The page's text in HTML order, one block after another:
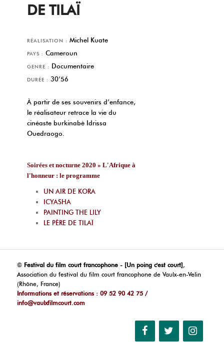
DE TILAÏ
RÉALISATION : Michel Kuate
PAYS : Cameroun
GENRE : Documentaire
DURÉE : 30’56
À partir de ses souvenirs d’enfance,
le réalisateur retrace la vie du
cinéaste burkinabè Idrissa
Ouedraogo.
Soirées et nocturne 2020 » L'Afrique à
l'honneur : le programme
UN AIR DE KORA
ICYASHA
PAINTING THE LILY
LE PÈRE DE TILAÏ
© Festival du film court francophone - [Un poing c'est court],
Association du festival du film court francophone de Vaulx-en-Velin
(Rhône, France)
Informations et réservations : 09 52 90 42 75 /
info@vaulxfilmcourt.com